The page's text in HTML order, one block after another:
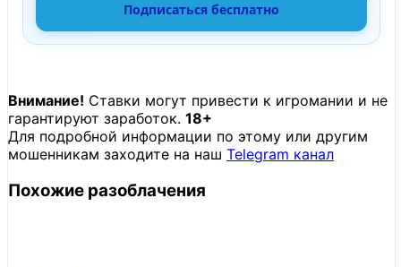
Подписаться бесплатно
Внимание! Ставки могут привести к игромании и не
гарантируют заработок. 18+
Для подробной информации по этому или другим
мошенникам заходите на наш Telegram канал
Похожие разоблачения